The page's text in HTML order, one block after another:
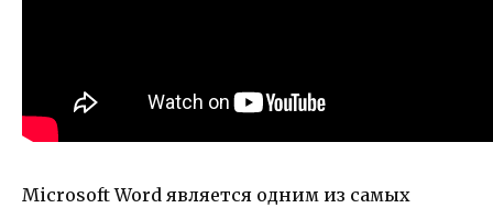
Microsoft Word является одним из самых